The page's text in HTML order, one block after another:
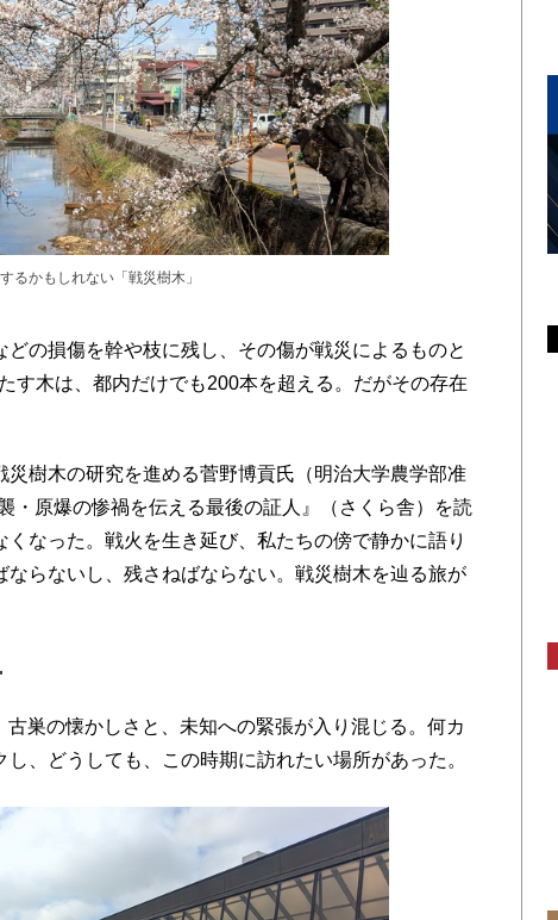
るかもしれない「戦災樹木」
の損傷を幹や枝に残し、その傷が戦災によるものと
す木は、都内だけでも200本を超える。だがその存在
樹木の研究を進める菅野博貢氏（明治大学農学部准
原爆の惨禍を伝える最後の証人』（さくら舎）を読
なった。戦火を生き延び、私たちの傍で静かに語り
らないし、残さねばならない。戦災樹木を辿る旅が
巣の懐かしさと、未知への緊張が入り混じる。何カ
、どうしても、この時期に訪れたい場所があった。